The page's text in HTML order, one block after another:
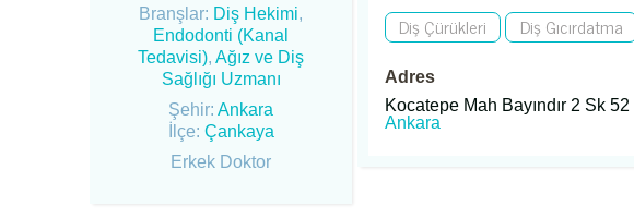
Branşlar: Diş Hekimi,
Endodonti (Kanal
Tedavisi), Ağız ve Diş
Sağlığı Uzmanı
Şehir: Ankara
İlçe: Çankaya
Erkek Doktor
Diş Çürükleri Diş Gıcırdatma
Adres
Kocatepe Mah Bayındır 2 Sk
Ankara